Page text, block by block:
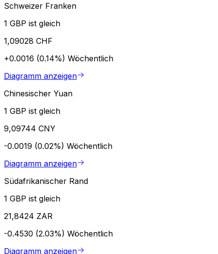
Schweizer Franken
1 GBP ist gleich
1,09028 CHF
+0.0016 (0.14%) Wöchentlich
Diagramm anzeigen
Chinesischer Yuan
1 GBP ist gleich
9,09744 CNY
-0.0019 (0.02%) Wöchentlich
Diagramm anzeigen
Südafrikanischer Rand
1 GBP ist gleich
21,8424 ZAR
-0.4530 (2.03%) Wöchentlich
Diagramm anzeigen